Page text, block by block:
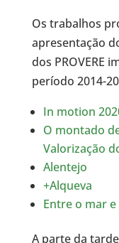
Os trabalhos
apresentação
dos PROVERE
período 2014-
In motion
O montado
Valorização
Alentejo
+Alqueva
Entre o mar
A parte da